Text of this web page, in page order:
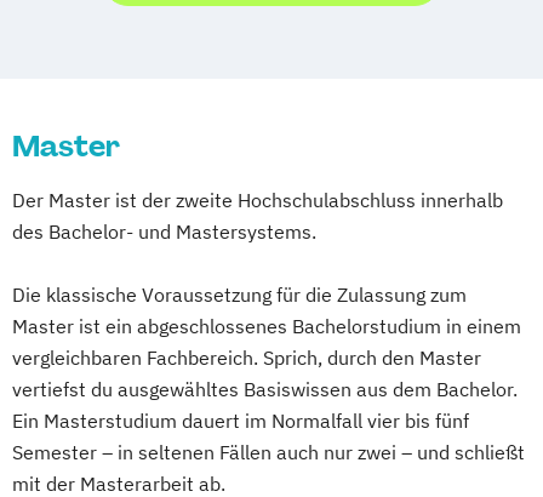
Master
Der Master ist der zweite Hochschulabschluss innerhalb
des Bachelor- und Mastersystems.
Die klassische Voraussetzung für die Zulassung zum
Master ist ein abgeschlossenes Bachelorstudium in einem
vergleichbaren Fachbereich. Sprich, durch den Master
vertiefst du ausgewähltes Basiswissen aus dem Bachelor.
Ein Masterstudium dauert im Normalfall vier bis fünf
Semester – in seltenen Fällen auch nur zwei – und schließt
mit der Masterarbeit ab.